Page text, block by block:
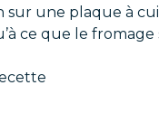
sur une plaque à
ce que le